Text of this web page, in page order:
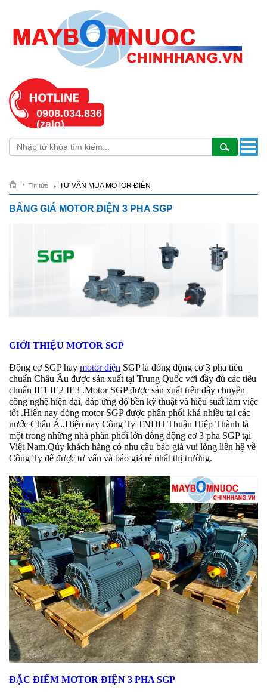
0908.034.836
(zalo)
Tin tức TƯ VẤN MUA MOTOR ĐIỆN
BẢNG GIÁ MOTOR ĐIỆN 3 PHA SGP
GIỚI THIỆU MOTOR SGP
Động cơ SGP hay motor điện SGP là dòng động cơ 3 pha tiêu
chuẩn Châu Âu được sản xuất tại Trung Quốc với đầy đủ các tiêu
chuẩn IE1 IE2 IE3 .Motor SGP được sản xuất trên dây chuyền
công nghệ hiện đại, đáp ứng độ bền kỹ thuật và hiệu suất làm việc
tốt .Hiên nay dòng motor SGP được phân phối khá nhiều tại các
nước Châu Á..Hiện nay Công Ty TNHH Thuận Hiệp Thành là
một trong những nhà phân phối lớn dòng động cơ 3 pha SGP tại
Việt Nam.Qúy khách hàng có nhu cầu báo giá vui lòng liên hệ về
Công Ty để được tư vấn và báo giá rẻ nhất thị trường.
ĐẶC ĐIỂM MOTOR ĐIỆN 3 PHA SGP